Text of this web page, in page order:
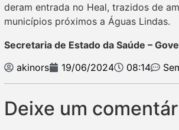
deram entrada no Heal, trazidos de
municípios próximos a Águas Lindas.
Secretaria de Estado da Saúde –
akinors
19/06/2024 08:14
Deixe um